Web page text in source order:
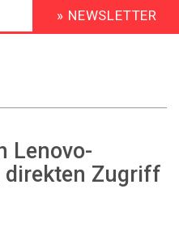
HEADER
MENU
» NEWSLETTER
Lenovo-
direkten Zugriff